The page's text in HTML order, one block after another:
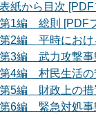
表紙から目次
第1編 総則 [PDF
第2編 平時におけ
第3編 武力攻撃事
第4編 村民生活の
第5編 財政上の措
第6編 緊急対処事